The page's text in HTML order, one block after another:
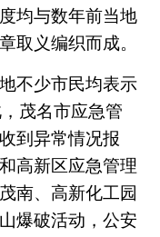
均与数年前当地
取义编织而成。
不少市民均表示
茂名市应急管
到异常情况报
高新区应急管理
南、高新化工园
爆破活动，公安